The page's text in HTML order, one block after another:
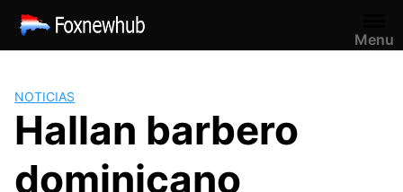
Saltar
contenido
Menu
NOTICIAS
Hallan barbero
dominicano